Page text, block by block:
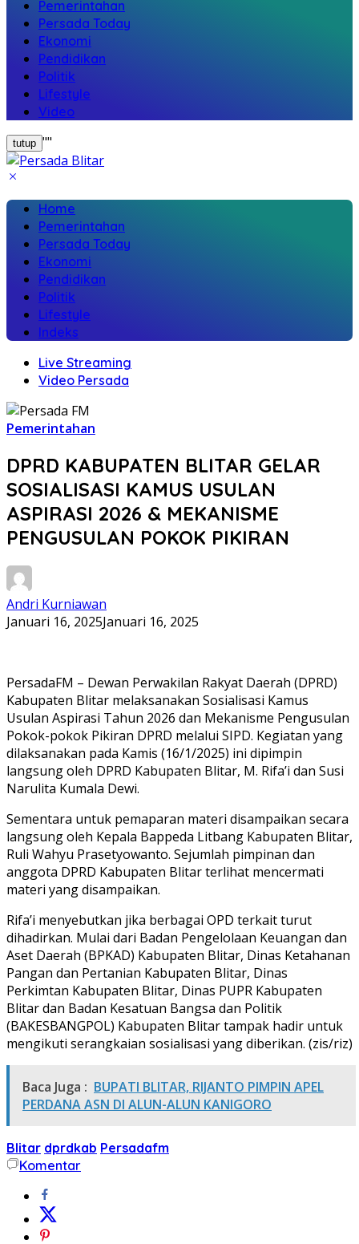
Pemerintahan
Persada Today
Ekonomi
Pendidikan
Politik
Lifestyle
Video
tutup ""
Home
Pemerintahan
Persada Today
Ekonomi
Pendidikan
Politik
Lifestyle
Indeks
Live Streaming
Video Persada
Pemerintahan
DPRD KABUPATEN BLITAR GELAR
SOSIALISASI KAMUS USULAN
ASPIRASI 2026 & MEKANISME
PENGUSULAN POKOK PIKIRAN
Andri Kurniawan
Januari 16, 2025Januari 16, 2025
PersadaFM – Dewan Perwakilan Rakyat Daerah (DPRD)
Kabupaten Blitar melaksanakan Sosialisasi Kamus
Usulan Aspirasi Tahun 2026 dan Mekanisme Pengusulan
Pokok-pokok Pikiran DPRD melalui SIPD. Kegiatan yang
dilaksanakan pada Kamis (16/1/2025) ini dipimpin
langsung oleh DPRD Kabupaten Blitar, M. Rifa’i dan Susi
Narulita Kumala Dewi.
Sementara untuk pemaparan materi disampaikan secara
langsung oleh Kepala Bappeda Litbang Kabupaten Blitar,
Ruli Wahyu Prasetyowanto. Sejumlah pimpinan dan
anggota DPRD Kabupaten Blitar terlihat mencermati
materi yang disampaikan.
Rifa’i menyebutkan jika berbagai OPD terkait turut
dihadirkan. Mulai dari Badan Pengelolaan Keuangan dan
Aset Daerah (BPKAD) Kabupaten Blitar, Dinas Ketahanan
Pangan dan Pertanian Kabupaten Blitar, Dinas
Perkimtan Kabupaten Blitar, Dinas PUPR Kabupaten
Blitar dan Badan Kesatuan Bangsa dan Politik
(BAKESBANGPOL) Kabupaten Blitar tampak hadir untuk
mengikuti serangkaian sosialisasi yang diberikan. (zis/riz)
Baca Juga : BUPATI BLITAR, RIJANTO PIMPIN APEL
PERDANA ASN DI ALUN-ALUN KANIGORO
Blitar dprdkab Persadafm
Komentar